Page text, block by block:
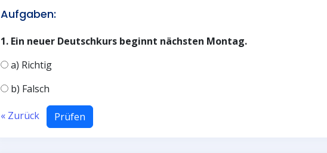
Aufgaben:
1. Ein neuer Deutschkurs beginnt nächsten Montag.
a) Richtig
b) Falsch
« Zurück